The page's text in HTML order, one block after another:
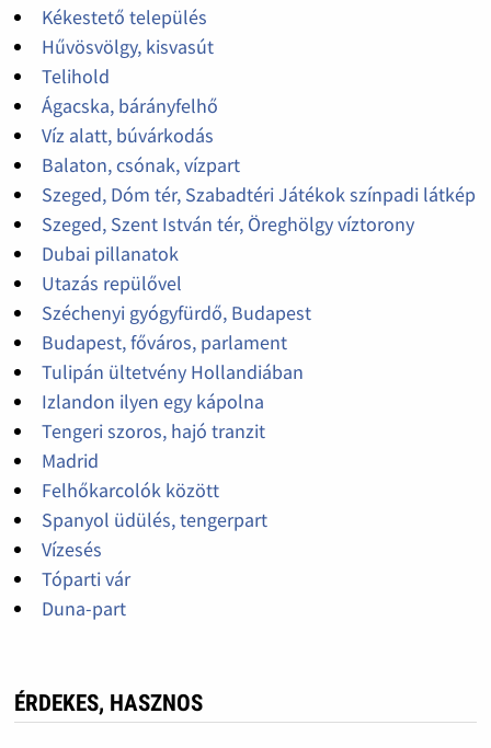
Kékestető település
Hűvösvölgy, kisvasút
Telihold
Ágacska, bárányfelhő
Víz alatt, búvárkodás
Balaton, csónak, vízpart
Szeged, Dóm tér, Szabadtéri Játékok színpadi látkép
Szeged, Szent István tér, Öreghölgy víztorony
Dubai pillanatok
Utazás repülővel
Széchenyi gyógyfürdő, Budapest
Budapest, főváros, parlament
Tulipán ültetvény Hollandiában
Izlandon ilyen egy kápolna
Tengeri szoros, hajó tranzit
Madrid
Felhőkarcolók között
Spanyol üdülés, tengerpart
Vízesés
Tóparti vár
Duna-part
ÉRDEKES, HASZNOS